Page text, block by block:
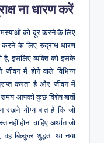
ना धारण करें
को दूर करने के लिए
के लिए रुद्राक्ष धारण
है, इसलिए व्यक्ति को इसके
में होने वाले विभिन्न
करता है और जीवन में
समय आपको कुछ विशेष बातों
रखने योग्य बात है कि जो
होना चाहिए अर्थात जो
बिल्कुल शुद्धता था नया